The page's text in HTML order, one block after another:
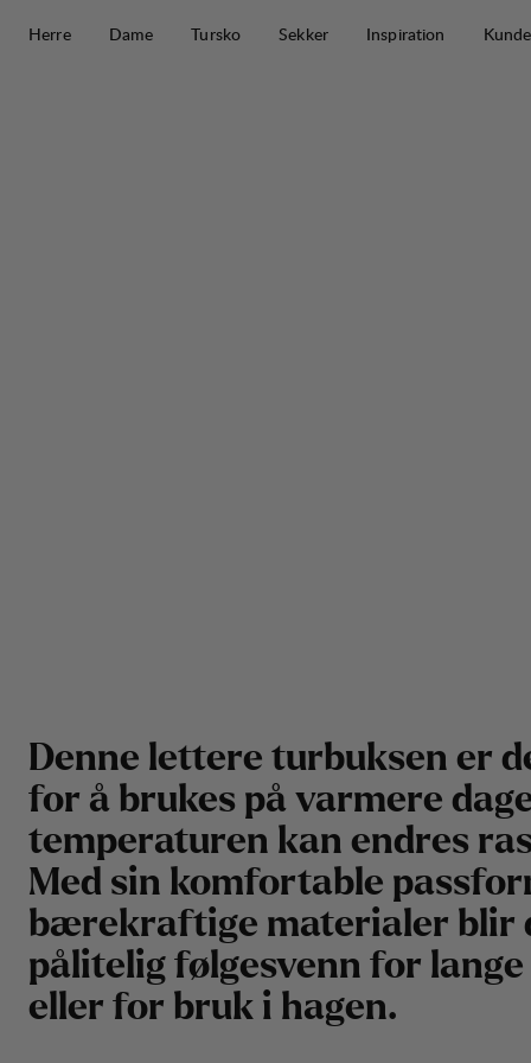
Herre
Dame Tursko Sekker Inspiration
Denne lettere turbuksen er
for å brukes på varmere
temperaturen kan endres
Med sin komfortable
bærekraftige materialer blir
pålitelig følgesvenn for
eller for bruk i hagen.